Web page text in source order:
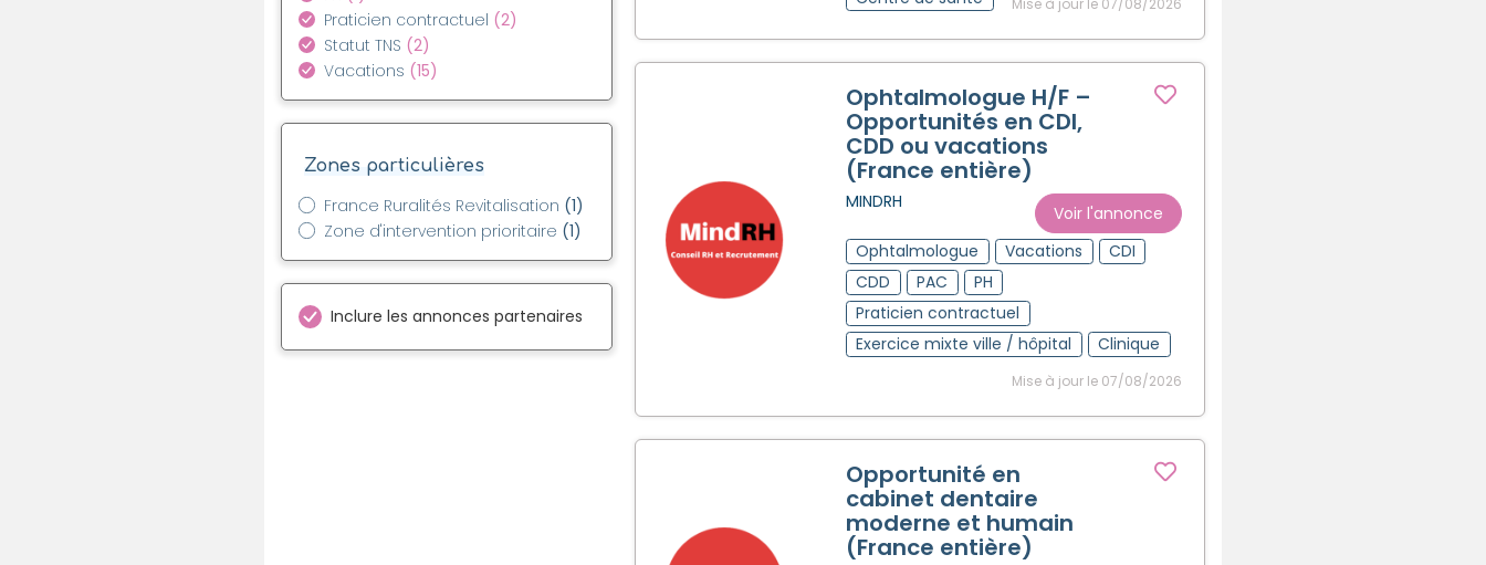
Praticien contractuel (2)
Statut TNS (2)
Vacations (15)
Zones particulières
France Ruralités Revitalisation (1)
Zone d'intervention prioritaire (1)
Inclure les annonces partenaires
Mise à jour le 07/08/2026
Ophtalmologue H/F –
Opportunités en CDI,
CDD ou vacations
(France entière)
MINDRH
Voir l'annonce
Ophtalmologue
Vacations
CDI
CDD
PAC
PH
Praticien contractuel
Exercice mixte ville / hôpital
Clinique
Mise à jour le 07/08/2026
Opportunité en
cabinet dentaire
moderne et humain
(France entière)